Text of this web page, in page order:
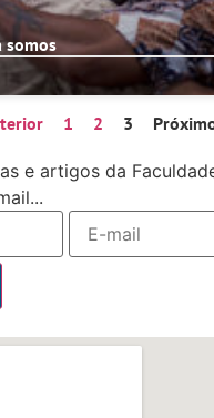
somos
1 2 3
e artigos da